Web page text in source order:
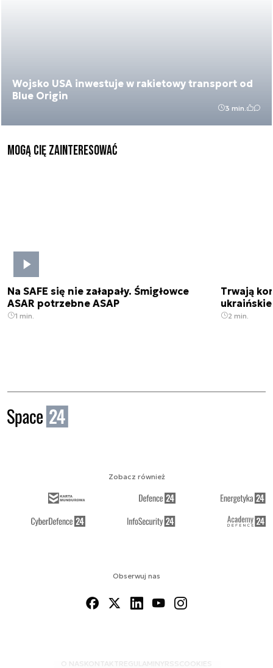
Wojsko USA inwestuje w rakietowy transport od
Blue Origin
3 min.
Mogą Cię zainteresować
Na SAFE się nie załapały. Śmigłowce
ASAR potrzebne ASAP
1 min.
Trwają
2 min.
Obserwuj nas
O NAS KONTAKTREGULAMINYRSS COOKIES
Zobacz również